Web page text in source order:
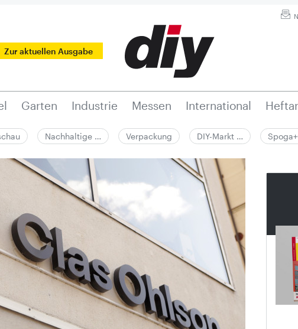
Zur aktuellen Ausgabe
Garten Industrie Messen International
Nachhaltige … Verpackung DIY-Markt …